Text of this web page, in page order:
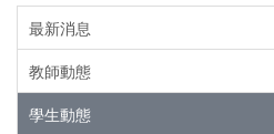
最新消息
教師動態
學生動態